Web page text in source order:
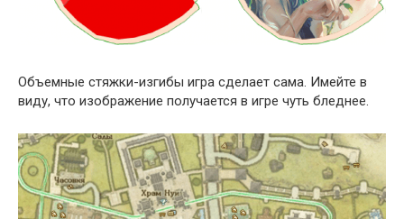
Объемные стяжки-изгибы игра сделает сама. Имейте в
виду, что изображение получается в игре чуть бледнее.